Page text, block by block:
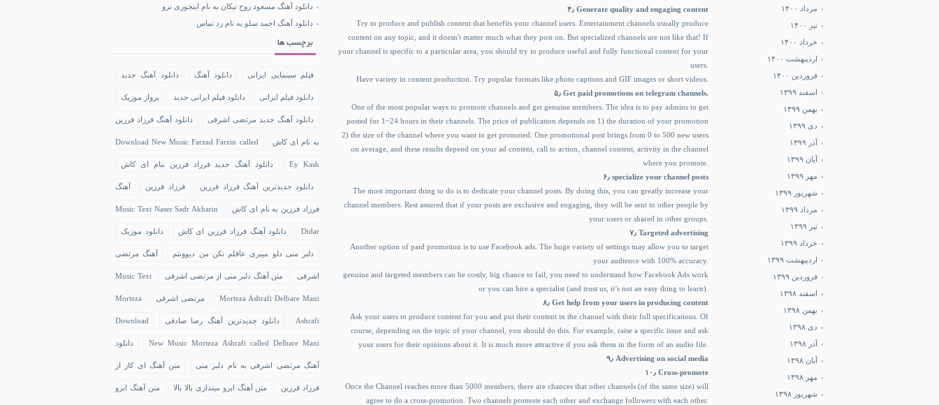
۴٫ Generate quality and engaging content
Try to produce and publish content that benefits your channel users. Entertainment channels usually produce
content on any topic, and it doesn't matter much what they post on. But specialized channels are not like that! If
your channel is specific to a particular area, you should try to produce useful and fully functional content for your
users.
Have variety in content production. Try popular formats like photo captions and GIF images or short videos.
۵٫ Get paid promotions on telegram channels.
One of the most popular ways to promote channels and get genuine members. The idea is to pay admins to get
posted for 1~24 hours in their channels. The price of publication depends on 1) the duration of your promotion
2) the size of the channel where you want to get promoted. One promotional post brings from 0 to 500 new users
on average, and these results depend on your ad content, call to action, channel content, activity in the channel
where you promote.
۶٫ specialize your channel posts
The most important thing to do is to dedicate your channel posts. By doing this, you can greatly increase your
channel members. Rest assured that if your posts are exclusive and engaging, they will be sent to other people by
your users or shared in other groups.
۷٫ Targeted advertising
Another option of paid promotion is to use Facebook ads. The huge variety of settings may allow you to target
your audience with 100% accuracy.
genuine and targeted members can be costly, big chance to fail, you need to understand how Facebook Ads work
or you can hire a specialist (and trust us, it’s not an easy thing to learn).
۸٫ Get help from your users in producing content
Ask your users to produce content for you and put their content in the channel with their full specifications. Of
course, depending on the topic of your channel, you should do this. For example, raise a specific issue and ask
your users for their opinions about it. It is much more attractive if you ask them in the form of an audio file.
۹٫ Advertising on social media
۱۰٫ Cross-promote
Once the Channel reaches more than 5000 members, there are chances that other channels (of the same size) will
agree to do a cross-promotion. Two channels promote each other and exchange followers with each other.
مرداد ۱۴۰۰
تیر ۱۴۰۰
خرداد ۱۴۰۰
اردیبهشت ۱۴۰۰
فروردین ۱۴۰۰
اسفند ۱۳۹۹
بهمن ۱۳۹۹
دی ۱۳۹۹
آذر ۱۳۹۹
آبان ۱۳۹۹
مهر ۱۳۹۹
شهریور ۱۳۹۹
مرداد ۱۳۹۹
تیر ۱۳۹۹
خرداد ۱۳۹۹
اردیبهشت ۱۳۹۹
فروردین ۱۳۹۹
اسفند ۱۳۹۸
بهمن ۱۳۹۸
دی ۱۳۹۸
آذر ۱۳۹۸
آبان ۱۳۹۸
مهر ۱۳۹۸
شهریور ۱۳۹۸
دانلود آهنگ مسعود روح نیکان به نام اینجوری نرو
دانلود آهنگ احمد سلو به نام رد تماس
برچسب ها
فیلم سینمایی ایرانی دانلود آهنگ دانلود آهنگ جدید
دانلود فیلم ایرانی دانلود فیلم ایرانی جدید پرواز موزیک
دانلود آهنگ جدید مرتضی اشرفی دانلود آهنگ فرزاد فرزین
به نام ای کاش Download New Music Farzad Farzin called
Ey Kash دانلود آهنگ جدید فرزاد فرزین بنام ای کاش
دانلود جدیدترین آهنگ فرزاد فرزین فرزاد فرزین آهنگ
فرزاد فرزین به نام ای کاش Music Text Naser Sadr Akharin
Didar دانلود آهنگ فرزاد فرزین ای کاش دانلود موزیک
دلبر منی دلو میبری عاقلم نکن من دیوونتم آهنگ مرتضی
اشرفی متن آهنگ دلبر منی از مرتضی اشرفی Music Text
Morteza Ashrafi Delbare Mani مرتضی اشرفی Morteza
Ashrafi دانلود جدیدترین آهنگ رضا صادقی Download
New Music Morteza Ashrafi called Delbare Mani دانلود
آهنگ مرتضی اشرفی به نام دلبر منی متن آهنگ ای کاز از
فرزاد فرزین متن آهنگ ابرو میندازی بالا بالا متن آهنگ ابرو